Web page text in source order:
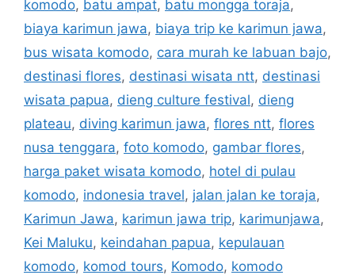
komodo, batu ampat, batu mongga toraja,
biaya karimun jawa, biaya trip ke karimun jawa,
bus wisata komodo, cara murah ke labuan bajo,
destinasi flores, destinasi wisata ntt, destinasi
wisata papua, dieng culture festival, dieng
plateau, diving karimun jawa, flores ntt, flores
nusa tenggara, foto komodo, gambar flores,
harga paket wisata komodo, hotel di pulau
komodo, indonesia travel, jalan jalan ke toraja,
Karimun Jawa, karimun jawa trip, karimunjawa,
Kei Maluku, keindahan papua, kepulauan
komodo, komod tours, Komodo, komodo